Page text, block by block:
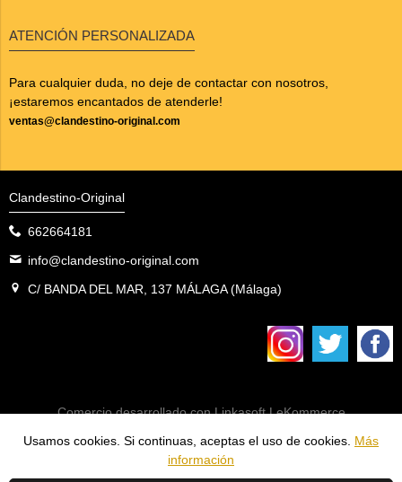
Usamos cookies. Si continuas, aceptas el uso de cookies. Más
información
ATENCIÓN PERSONALIZADA
Para cualquier duda, no deje de contactar con nosotros,
¡estaremos encantados de atenderle!
ventas@clandestino-original.com
Clandestino-Original
662664181
info@clandestino-original.com
C/ BANDA DEL MAR, 137 MÁLAGA (Málaga)
Comercio desarrollado conLinkasoft LeKommerce